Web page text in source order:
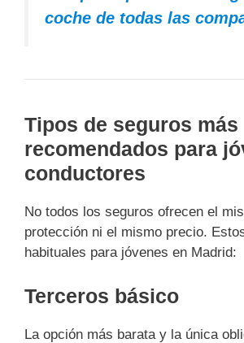
coche de todas las
Tipos de seguros más
recomendados para
conductores
No todos los seguros ofrecen el
protección ni el mismo precio.
habituales para jóvenes en Madrid:
Terceros básico
La opción más barata y la única